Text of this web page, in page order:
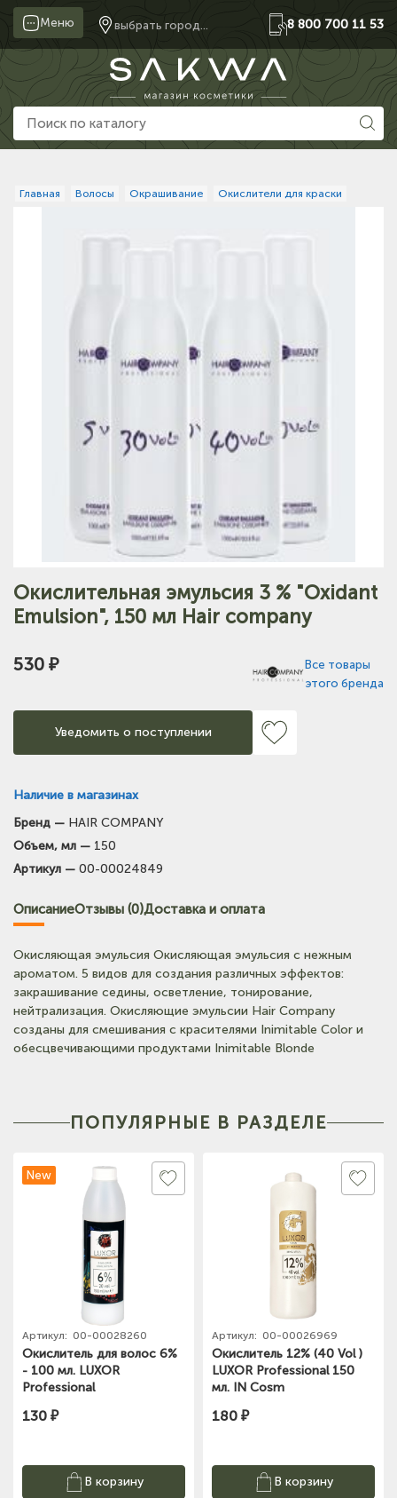
Меню выбрать город... 8 800 700 11 53
Главная Волосы Окрашивание Окислители для краски
Окислительная эмульсия 3 % "Oxidant
Emulsion", 150 мл Hair company
530 ₽
Все товары
этого бренда
Уведомить о поступлении
Наличие в магазинах
Тел: +7-964-603-4984
Тел: +7-903-947-9492
Тел: +7-960-965-6706
(на карте)
Тел: +7-960-956-9598
Бренд — HAIR COMPANY
Объем, мл — 150
Артикул — 00-00024849
ОписаниеОтзывы (0)Доставка и оплата
Окисляющая эмульсия Окисляющая эмульсия с нежным
ароматом. 5 видов для создания различных эффектов:
закрашивание седины, осветление, тонирование,
нейтрализация. Окисляющие эмульсии Hair Company
созданы для смешивания с красителями Inimitable Color и
обесцвечивающими продуктами Inimitable Blonde
ПОПУЛЯРНЫЕ В РАЗДЕЛЕ
New
Артикул: 00-00028260
Окислитель для волос 6%
- 100 мл. LUXOR
Professional
130 ₽
В корзину
Артикул: 00-00026969
Окислитель 12% (40 Vol )
LUXOR Professional 150
мл. IN Cosm
180 ₽
В корзину